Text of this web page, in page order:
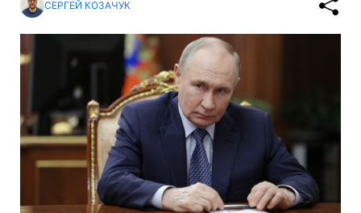
СЕРГЕЙ КОЗАЧУК